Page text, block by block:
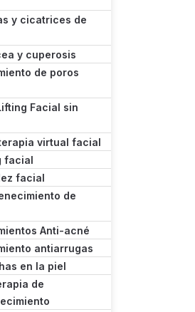
y cicatrices de
y cuperosis
de poros
Facial sin
virtual facial
facial
facial
de
Anti-acné
antiarrugas
en la piel
de